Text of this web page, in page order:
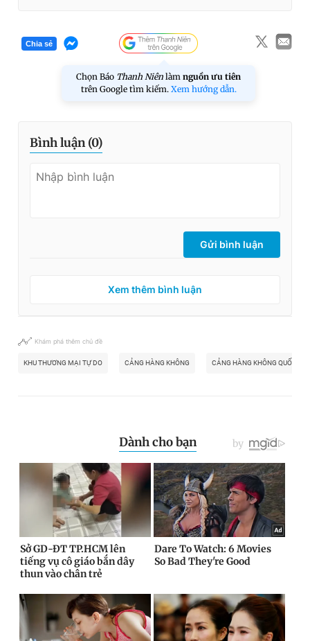
Chia sẻ
Chọn Báo Thanh Niên làm nguồn ưu tiên
trên Google tìm kiếm. Xem hướng dẫn.
Bình luận (0)
Gửi bình luận
Xem thêm bình luận
Khám phá thêm chủ đề
KHU THƯƠNG MẠI TỰ DO CẢNG HÀNG KHÔNG CẢNG HÀNG KHÔNG QUỐC TẾ